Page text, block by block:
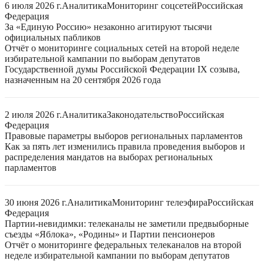
6 июля 2026 г.АналитикаМониторинг соцсетейРоссийская
Федерация
За «Единую Россию» незаконно агитируют тысячи
официальных пабликов
Отчёт о мониторинге социальных сетей на второй неделе
избирательной кампании по выборам депутатов
Государственной думы Российской Федерации IX созыва,
назначенным на 20 сентября 2026 года
2 июля 2026 г.АналитикаЗаконодательствоРоссийская
Федерация
Правовые параметры выборов региональных парламентов
Как за пять лет изменились правила проведения выборов и
распределения мандатов на выборах региональных
парламентов
30 июня 2026 г.АналитикаМониторинг телеэфираРоссийская
Федерация
Партии-невидимки: телеканалы не заметили предвыборные
съезды «Яблока», «Родины» и Партии пенсионеров
Отчёт о мониторинге федеральных телеканалов на второй
неделе избирательной кампании по выборам депутатов